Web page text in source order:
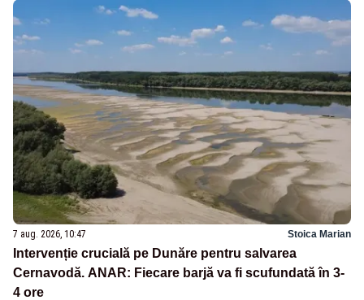
7 aug. 2026, 10:47 Stoica Marian
Intervenție crucială pe Dunăre pentru salvarea
Cernavodă. ANAR: Fiecare barjă va fi scufundată în 3-
4 ore